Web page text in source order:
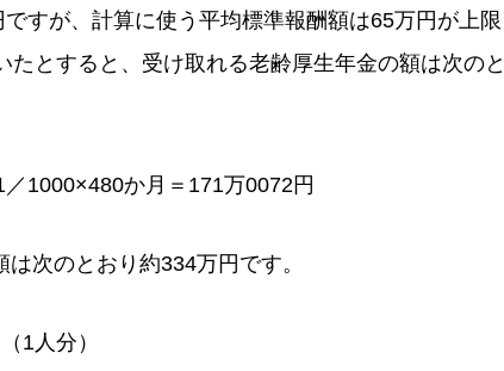
すが、計算に使う平均標準報酬額は65万円が上限
とすると、受け取れる老齢厚生年金の額は次のと
1000×480か月＝171万0072円
次のとおり約334万円です。
1人分）